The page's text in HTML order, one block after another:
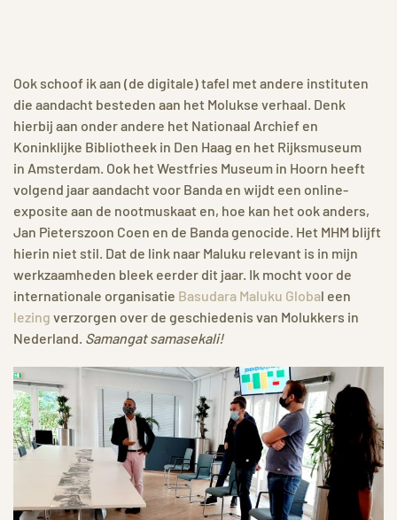
Ook schoof ik aan (de digitale) tafel met andere instituten
die aandacht besteden aan het Molukse verhaal. Denk
hierbij aan onder andere het Nationaal Archief en
Koninklijke Bibliotheek in Den Haag en het Rijksmuseum
in Amsterdam. Ook het Westfries Museum in Hoorn heeft
volgend jaar aandacht voor Banda en wijdt een online-
exposite aan de nootmuskaat en, hoe kan het ook anders,
Jan Pieterszoon Coen en de Banda genocide. Het MHM blijft
hierin niet stil. Dat de link naar Maluku relevant is in mijn
werkzaamheden bleek eerder dit jaar. Ik mocht voor de
internationale organisatie Basudara Maluku Global een
lezing verzorgen over de geschiedenis van Molukkers in
Nederland. Samangat samasekali!